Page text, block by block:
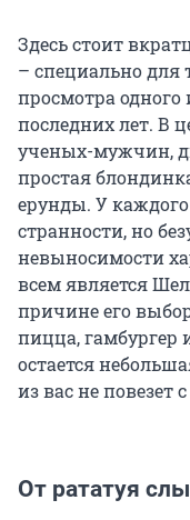
Здесь стоит
– специально для
просмотра
последних лет. В
ученых-мужчин,
простая
ерунды. У
странности, но
невыносимости
всем является
причине его
пицца, гамбургер
остается
из вас не повезет
От рататуя